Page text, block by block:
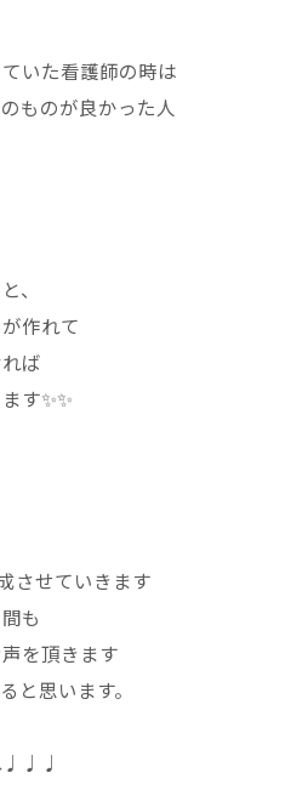
いた看護師の時は
ものが良かった人
、
作れて
ば
す✨✨
させていきます
も
を頂きます
と思います。
♩♩♩